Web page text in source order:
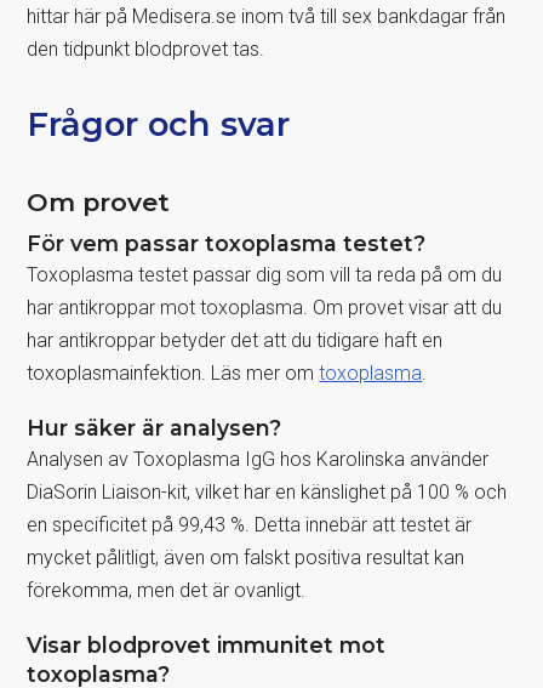
hittar här på Medisera.se inom två till sex bankdagar från
den tidpunkt blodprovet tas.
Frågor och svar
Om provet
För vem passar toxoplasma testet?
Toxoplasma testet passar dig som vill ta reda på om du
har antikroppar mot toxoplasma. Om provet visar att du
har antikroppar betyder det att du tidigare haft en
toxoplasmainfektion. Läs mer omtoxoplasma
Hur säker är analysen?
Analysen av Toxoplasma IgG hos Karolinska använder
DiaSorin Liaison-kit, vilket har en känslighet på 100 % och
en specificitet på 99,43 %. Detta innebär att testet är
mycket pålitligt, även om falskt positiva resultat kan
förekomma, men det är ovanligt.
Visar blodprovet immunitet mot
toxoplasma?